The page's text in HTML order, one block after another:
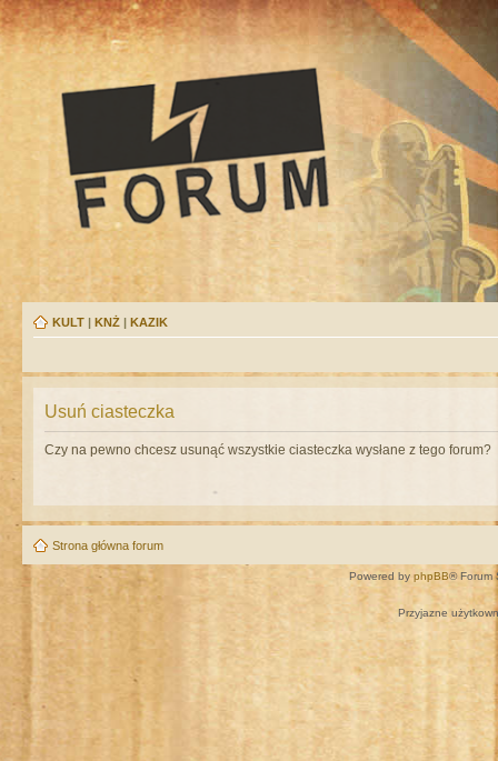
KULT | KNŻ | KAZIK
Usuń ciasteczka
Czy na pewno chcesz usunąć wszystkie ciasteczka wysłane z tego forum?
Strona główna forum
Powered by phpBB® Forum
Przyjazne